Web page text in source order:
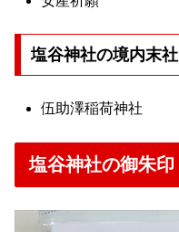
塩谷神社の境内末社
伍助澤稲荷神社
塩谷神社の御朱印